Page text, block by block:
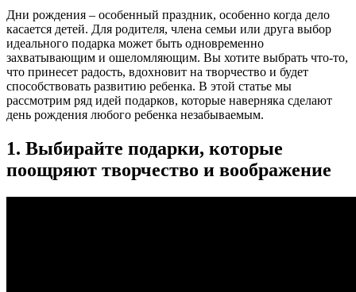
Дни рождения – особенный праздник, особенно когда дело
касается детей. Для родителя, члена семьи или друга выбор
идеального подарка может быть одновременно
захватывающим и ошеломляющим. Вы хотите выбрать что-то,
что принесет радость, вдохновит на творчество и будет
способствовать развитию ребенка. В этой статье мы
рассмотрим ряд идей подарков, которые наверняка сделают
день рождения любого ребенка незабываемым.
1. Выбирайте подарки, которые
поощряют творчество и воображение